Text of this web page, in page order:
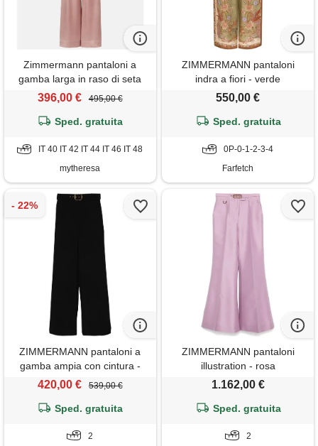
Zimmermann pantaloni a
gamba larga in raso di seta
396,00 € 495,00 €
Sped. gratuita
IT 40 IT 42 IT 44 IT 46 IT 48
mytheresa
ZIMMERMANN pantaloni
indra a fiori - verde
550,00 €
Sped. gratuita
0P-0-1-2-3-4
Farfetch
ZIMMERMANN pantaloni a
gamba ampia con cintura -
nero
420,00 € 539,00 €
Sped. gratuita
2
ZIMMERMANN pantaloni
illustration - rosa
1.162,00 €
Sped. gratuita
2